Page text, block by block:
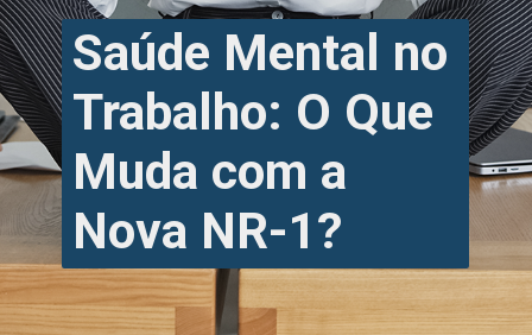
Saúde Mental no
Trabalho: O Que
Muda com a
Nova NR-1?